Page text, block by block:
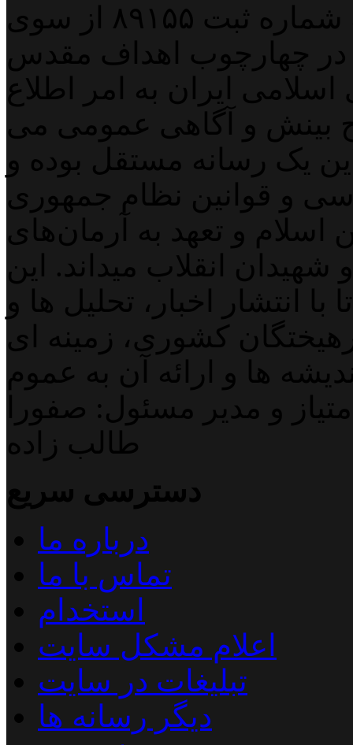
پایگاه خبری خبربین آنلاین به شماره ثبت ۸۹۱۵۵ از سوی
در چهارچوب اهداف مقدس
ایران به امر اطلاع
بینش و آگاهی عمومی می
یک رسانه مستقل بوده و
و قوانین نظام جمهوری
و تعهد به آرمان‌های
انقلاب میداند. این
انتشار اخبار، تحلیل ها و
کشوری، زمینه ای
ها و ارائه آن به عموم
و مدیر مسئول: صفورا
طالب زاده
دسترسی سریع
درباره ما
تماس با ما
استخدام
اعلام مشکل سایت
تبلیغات در سایت
دیگر رسانه ها